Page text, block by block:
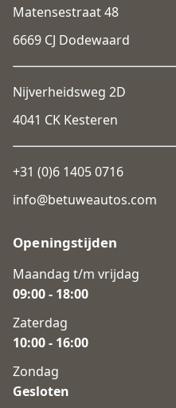
Matensestraat 48
6669 CJ Dodewaard
Nijverheidsweg 2D
4041 CK Kesteren
+31 (0)6 1405 0716
info@betuweautos.com
Openingstijden
Maandag t/m vrijdag
09:00 - 18:00
Zaterdag
10:00 - 16:00
Zondag
Gesloten